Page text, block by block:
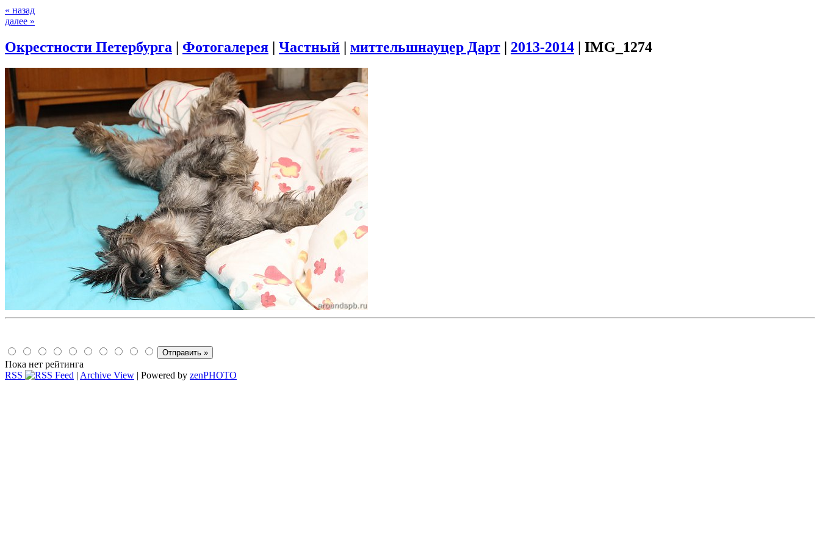
« назад
далее »
Окрестности Петербурга | Фотогалерея | Частный | миттельшнауцер Дарт | 2013-2014 | IMG_1274
Пока нет рейтинга
RSS
| Archive View | Powered by zenPHOTO